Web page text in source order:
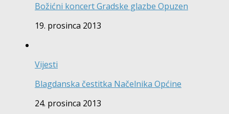
Božićni koncert Gradske glazbe Opuzen
19. prosinca 2013
Vijesti
Blagdanska čestitka Načelnika Općine
24. prosinca 2013